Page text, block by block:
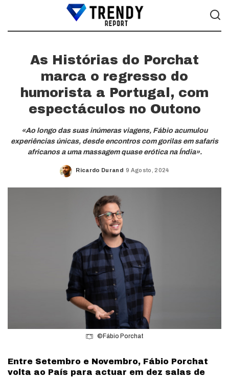
As Histórias do Porchat
marca o regresso do
humorista a Portugal, com
espectáculos no Outono
«Ao longo das suas inúmeras viagens, Fábio acumulou
experiências únicas, desde encontros com gorilas em safaris
africanos a uma massagem quase erótica na Índia».
Posted
Ricardo Durand 9 Agosto, 2024
©Fábio Porchat
Entre Setembro e Novembro, Fábio Porchat
volta ao País para actuar em dez salas de